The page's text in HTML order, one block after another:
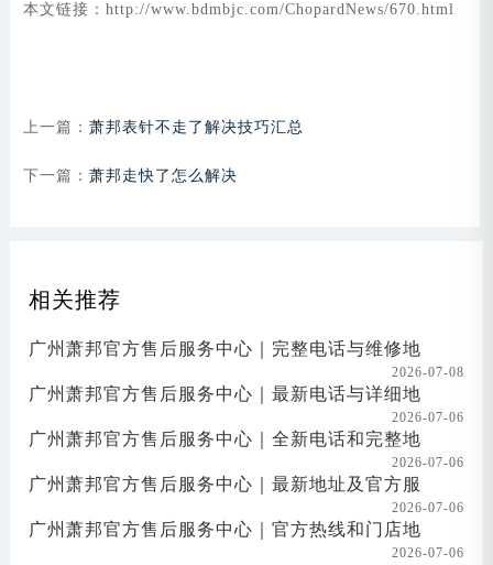
本文链接：http://www.bdmbjc.com/ChopardNews/670.html
上一篇： 萧邦表针不走了解决技巧汇总
下一篇： 萧邦走快了怎么解决
相关推荐
广州萧邦官方售后服务中心｜完整电话与维修地
2026-07-08
广州萧邦官方售后服务中心｜最新电话与详细地
2026-07-06
广州萧邦官方售后服务中心｜全新电话和完整地
2026-07-06
广州萧邦官方售后服务中心｜最新地址及官方服
2026-07-06
广州萧邦官方售后服务中心｜官方热线和门店地
2026-07-06